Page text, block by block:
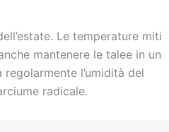
Le temperature miti
mantenere le talee in un
l’umidità del
radicale.